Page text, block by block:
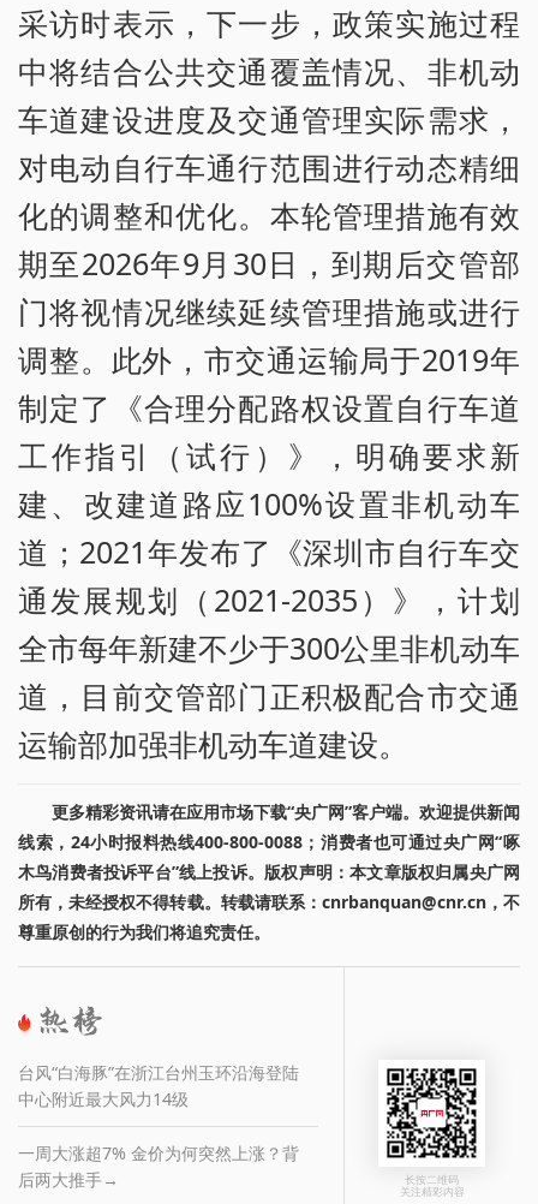
采访时表示，下一步，政策实施过程
中将结合公共交通覆盖情况、非机动
车道建设进度及交通管理实际需求，
对电动自行车通行范围进行动态精细
化的调整和优化。本轮管理措施有效
期至2026年9月30日，到期后交管部
门将视情况继续延续管理措施或进行
调整。此外，市交通运输局于2019年
制定了《合理分配路权设置自行车道
工作指引（试行）》，明确要求新
建、改建道路应100%设置非机动车
道；2021年发布了《深圳市自行车交
通发展规划（2021-2035）》，计划
全市每年新建不少于300公里非机动车
道，目前交管部门正积极配合市交通
运输部加强非机动车道建设。
更多精彩资讯请在应用市场下载“央广网”客户端。欢迎提供新闻
线索，24小时报料热线400-800-0088；消费者也可通过央广网“啄
木鸟消费者投诉平台”线上投诉。版权声明：本文章版权归属央广网
所有，未经授权不得转载。转载请联系：cnrbanquan@cnr.cn，不
尊重原创的行为我们将追究责任。
台风“白海豚”在浙江台州玉环沿海登陆
中心附近最大风力14级
一周大涨超7% 金价为何突然上涨？背
后两大推手→
长按二维码
关注精彩内容